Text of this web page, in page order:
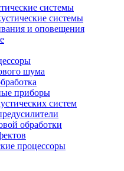
системы
системы
и оповещения
шума
приборы
систем
обработки
процессоры